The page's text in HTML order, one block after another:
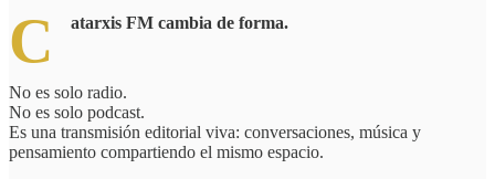
C atarxis FM cambia de forma.
No es solo radio.
No es solo podcast.
Es una transmisión editorial viva: conversaciones, música y
pensamiento compartiendo el mismo espacio.